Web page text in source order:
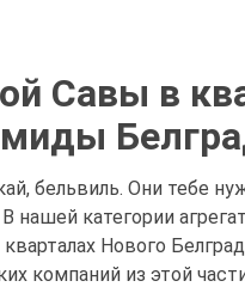
Савы в
бельвиль. Они тебе
В нашей категории
Нового
компаний из этой